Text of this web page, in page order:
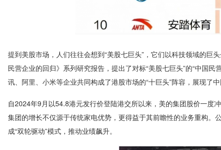
提到美股市场，人们往往会想到“美股七巨头”，它们以科技领域的
民营企业的回归》系列研究报告，提出了对标“美股七巨头”的“中国
讯、阿里、小米等企业共同构成了港股市场的“十巨头”阵容，展现了
自2024年9月以54.8港元发行价登陆港交所以来，美的集团股价一度
集团的增长不仅源于传统家电优势，更得益于其前瞻性的业务重构
成“双轮驱动”模式，推动业绩飙升。